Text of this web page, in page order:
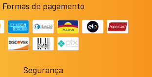
Formas de pagamento
Segurança